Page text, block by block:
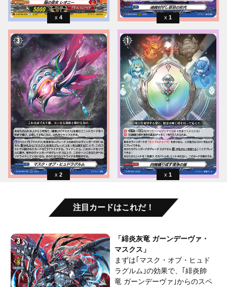
4 1
2 1
注目カードはこれだ！
「緋炎灰竜 ガーンデーヴァ・
マスクス」
まずは｢マスク・オブ・ヒュド
ラグルム｣の効果で、｢緋炎帥
竜 ガーンデーヴァ｣からのスペ